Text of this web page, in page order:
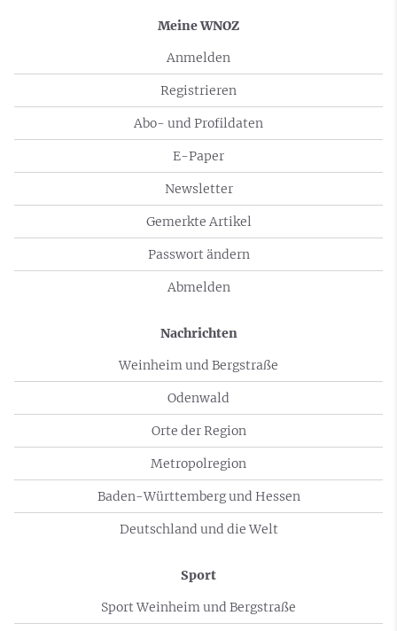
Meine WNOZ
Anmelden
Registrieren
Abo- und Profildaten
E-Paper
Newsletter
Gemerkte Artikel
Passwort ändern
Abmelden
Nachrichten
Weinheim und Bergstraße
Odenwald
Orte der Region
Metropolregion
Baden-Württemberg und Hessen
Deutschland und die Welt
Sport
Sport Weinheim und Bergstraße